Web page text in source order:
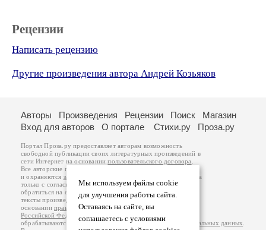
Рецензии
Написать рецензию
Другие произведения автора Андрей Козьяков
Мы используем файлы cookie
для улучшения работы сайта.
Оставаясь на сайте, вы
соглашаетесь с условиями
Авторы Произведения Рецензии Поиск
Магазин
Вход для авторов
О портале Стихи.ру Проза.ру
Портал Проза.ру предоставляет авторам возможность
свободной публикации своих литературных произведений в
сети Интернет на основаниипользовательского договора
Все авторские права на произведения принадлежат авторам
и охраняются законом
. Перепечатка произведений возможна
только с согласия его автора, к которому вы можете
обратиться на его авторской странице. Ответственность за
тексты произведений авторы несут самостоятельно на
основанииправил публикацииизаконодательства
Российской Федерации
обрабатываются на основанииПолитики обработки персональных данных